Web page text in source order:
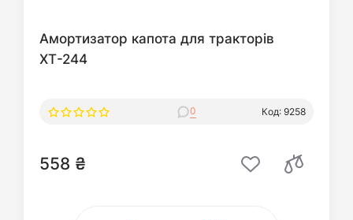
Амортизатор капота для тракторів
ХТ-244
0 Код: 9258
558 ₴